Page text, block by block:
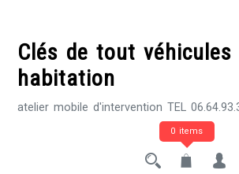
contentClés de tout véhicules
habitation
atelier mobile d'intervention TEL
0 items